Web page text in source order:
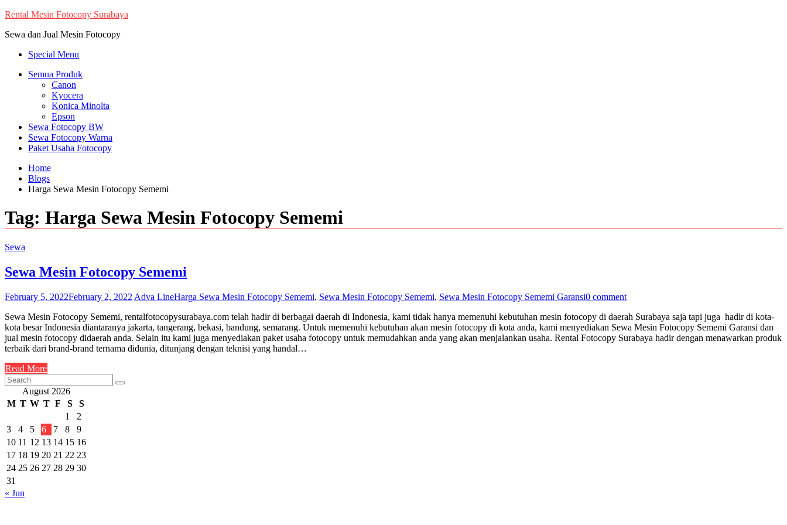
Skip
content
Rental Mesin Fotocopy Surabaya
Sewa dan Jual Mesin Fotocopy
Special Menu
Semua Produk
Canon
Kyocera
Konica Minolta
Epson
Sewa Fotocopy BW
Sewa Fotocopy Warna
Paket Usaha Fotocopy
Home
Blogs
Harga Sewa Mesin Fotocopy Sememi
Tag: Harga Sewa Mesin Fotocopy Sememi
Sewa
Sewa Mesin Fotocopy Sememi
February 5, 2022February 2, 2022 Adva LineHarga Sewa Mesin Fotocopy Sememi, Sewa Mesin Fotocopy Sememi, Sewa Mesin Fotocopy Sememi Garansi0 comment
Sewa Mesin Fotocopy Sememi, rentalfotocopysurabaya.com telah hadir di berbagai daerah di Indonesia, kami tidak hanya memenuhi kebutuhan mesin fotocopy di daerah Surabaya saja tapi juga hadir di kota-
kota besar Indonesia diantaranya jakarta, tangerang, bekasi, bandung, semarang. Untuk memenuhi kebutuhan akan mesin fotocopy di kota anda, kami menyediakan Sewa Mesin Fotocopy Sememi Garansi dan
jual mesin fotocopy didaerah anda. Selain itu kami juga menyediakan paket usaha fotocopy untuk memudahkan anda yang akan menjalankan usaha. Rental Fotocopy Surabaya hadir dengan menawarkan produk
terbaik dari brand-brand ternama didunia, ditunjang dengan teknisi yang handal…
Read More
August 2026
M T W T F S
S
1
2
3
4 5 6 7 8
9
10 11 12 13 14 15 16
17 18 19 20 21 22 23
24 25 26 27 28 29 30
31
« Jun